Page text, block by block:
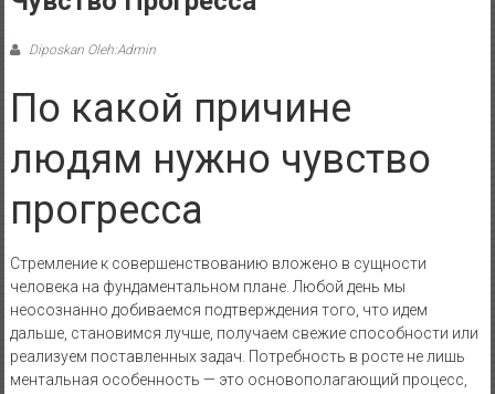
Diposkan Oleh:Admin
По какой причине
людям нужно чувство
прогресса
Стремление к совершенствованию вложено в сущности
человека на фундаментальном плане. Любой день мы
неосознанно добиваемся подтверждения того, что идем
дальше, становимся лучше, получаем свежие способности или
реализуем поставленных задач. Потребность в росте не лишь
ментальная особенность — это основополагающий процесс,